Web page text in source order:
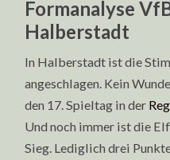
Formanalyse
Halberstadt
In Halberstadt ist die
angeschlagen. Kein
den 17. Spieltag in der
Und noch immer ist die
Sieg. Lediglich drei